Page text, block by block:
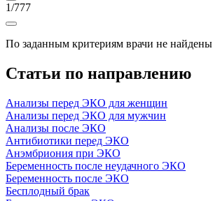
1/777
По заданным критериям врачи не найдены
Статьи по направлению
Анализы перед ЭКО для женщин
Анализы перед ЭКО для мужчин
Анализы после ЭКО
Антибиотики перед ЭКО
Анэмбриония при ЭКО
Беременность после неудачного ЭКО
Беременность после ЭКО
Бесплодный брак